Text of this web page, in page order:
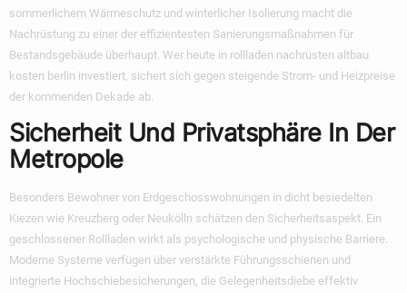
sommerlichem Wärmeschutz und winterlicher Isolierung macht die
Nachrüstung zu einer der effizientesten Sanierungsmaßnahmen für
Bestandsgebäude überhaupt. Wer heute in rollladen nachrüsten altbau
kosten berlin investiert, sichert sich gegen steigende Strom- und Heizpreise
der kommenden Dekade ab.
Sicherheit Und Privatsphäre In Der
Metropole
Besonders Bewohner von Erdgeschosswohnungen in dicht besiedelten
Kiezen wie Kreuzberg oder Neukölln schätzen den Sicherheitsaspekt. Ein
geschlossener Rollladen wirkt als psychologische und physische Barriere.
Moderne Systeme verfügen über verstärkte Führungsschienen und
integrierte Hochschiebesicherungen, die Gelegenheitsdiebe effektiv